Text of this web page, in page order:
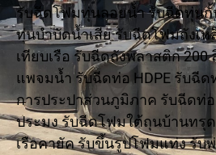
รับฉีดโฟมทุ่นลอยน้ำ รับฉีดทุ่น
ทุ่นบำบัดน้ำเสีย รับฉีดโฟมถังเ
เทียบเรือ รับฉีดถังพลาสติก
แพจมน้ำ รับฉีดท่อ HDPE รับฉี
การประปาส่วนภูมิภาค รับฉีดท่อ
ประมง รับฉีดโฟมใต้ถุนบ้านทรุ
เรือคายัค รับขึ้นรูปโฟมแท่ง รับ